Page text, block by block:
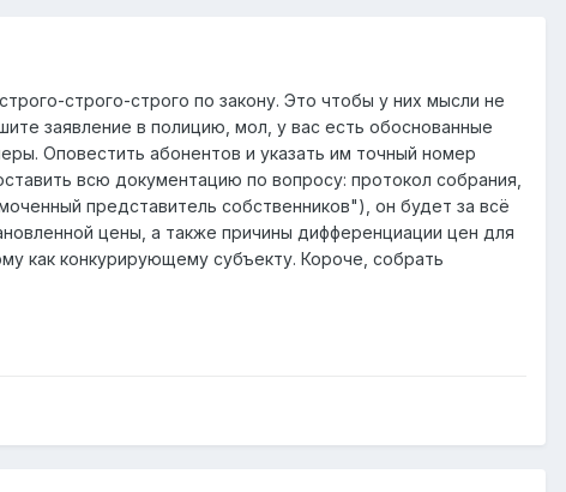
строго-строго по закону. Это чтобы у них мысли не
заявление в полицию, мол, у вас есть обоснованные
Оповестить абонентов и указать им точный номер
всю документацию по вопросу: протокол собрания,
представитель собственников"), он будет за всё
цены, а также причины дифференциации цен для
как конкурирующему субъекту. Короче, собрать